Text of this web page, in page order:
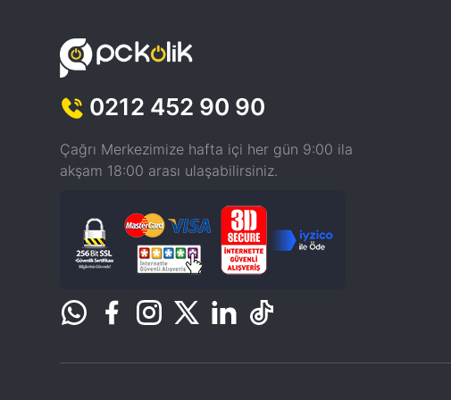
0212 452 90 90
Çağrı Merkezimize hafta içi her gün 9:00 ila
akşam 18:00 arası ulaşabilirsiniz.